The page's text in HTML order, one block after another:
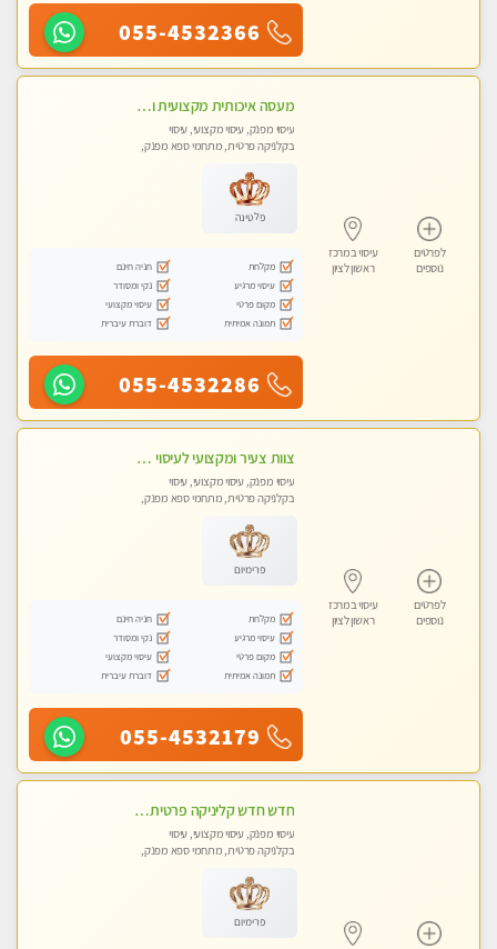
055-4532366
לפרטים
נוספים
עיסוי במרכז
ראשון לציון
מעסה איכותית מקצועית ומפנקת מאוד- ללא מין !!!
עיסוי מפנק, עיסוי מקצועי, עיסוי
בקלניקה פרטית, מתחמי ספא מפנק,
פלטינה
מקלחת
חניה חינם
עיסוי מרגיע
נקי ומסודר
מקום פרטי
עיסוי מקצועי
תמונה אמיתית
דוברת עיברית
055-4532286
לפרטים
נוספים
עיסוי במרכז
ראשון לציון
צוות צעיר ומקצועי לעיסוי VIP בקליניקה מפוארת באווירה חמה ונעימה מומלץ ביותר! חוויה מפנקת מאוד ... ללא מין !!
עיסוי מפנק, עיסוי מקצועי, עיסוי
בקלניקה פרטית, מתחמי ספא מפנק,
פרימיום
מקלחת
חניה חינם
עיסוי מרגיע
נקי ומסודר
מקום פרטי
עיסוי מקצועי
תמונה אמיתית
דוברת עיברית
055-4532179
חדש חדש קליניקה פרטית לבריאות הגוף לעיסוי מקצועי ומפנק -שעות עבודה -10:00-23:00- ללא מין !!
עיסוי מפנק, עיסוי מקצועי, עיסוי
בקלניקה פרטית, מתחמי ספא מפנק,
פרימיום